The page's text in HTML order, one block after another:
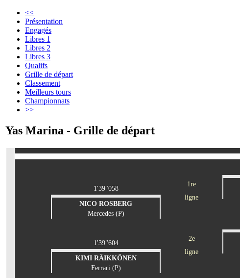
<<
Présentation
Engagés
Libres 1
Libres 2
Libres 3
Qualifs
Grille de départ
Classement
Meilleurs tours
Championnats
>>
Yas Marina - Grille de départ
1re
ligne
1'39"058
NICO ROSBERG
Mercedes (P)
2e
ligne
1'39"604
KIMI RÄIKKÖNEN
Ferrari (P)